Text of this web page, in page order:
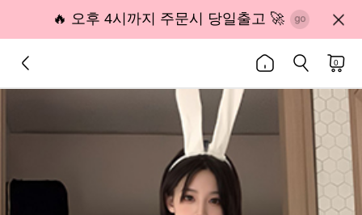
🔥 오후 4시까지 주문시 당일출고 🚀
0